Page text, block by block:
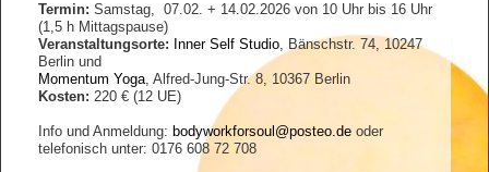
Termin: Samstag, 07.02. + 14.02.2026 von 10 Uhr bis 16 Uhr
(1,5 h Mittagspause)
Veranstaltungsorte: Inner Self Studio, Bänschstr. 74, 10247
Berlin und
Momentum Yoga, Alfred-Jung-Str. 8, 10367 Berlin
Kosten: 220 € (12 UE)
Info und Anmeldung: bodyworkforsoul@posteo.deoder
telefonisch unter: 0176 608 72 708